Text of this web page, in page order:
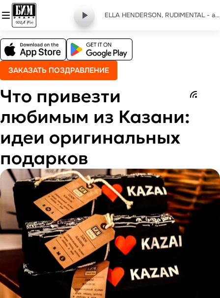
ELLA HENDERSON, RUDIMENTAL - alibi
ЗАКАЗАТЬ ПОЗДРАВЛЕНИЕ
Что привезти
любимым из Казани:
идеи оригинальных
подарков